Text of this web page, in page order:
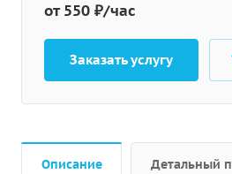
от 550 ₽/час
Заказать услугу
Описание Детальный